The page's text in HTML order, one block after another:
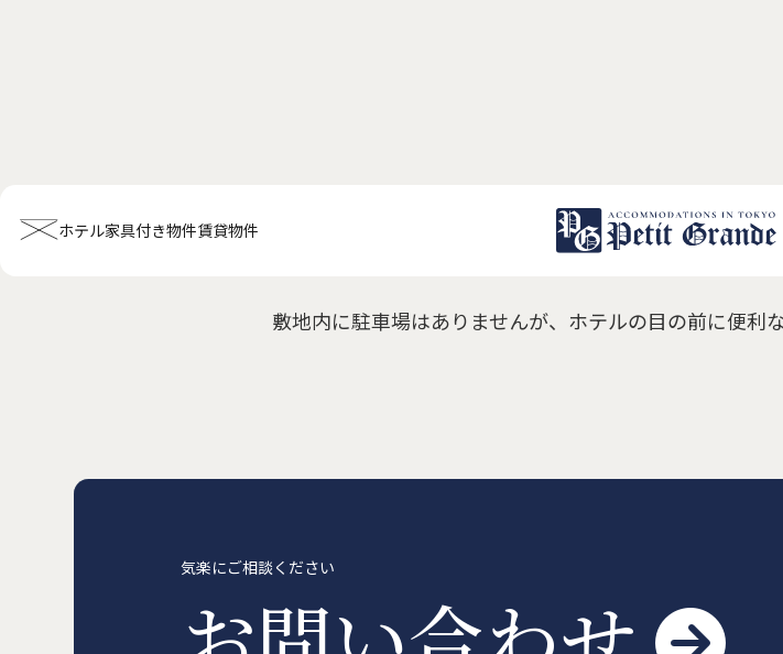
ホテル家具付き物件賃貸物件
お知らせ全般新着情報キャンペーンお問い合わせ
駐車場はあ
敷地内に駐車場はありませんが、ホテルの目の前に便利
気楽にご相談ください